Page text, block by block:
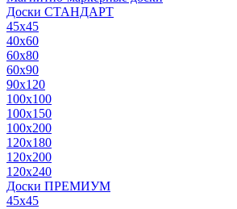
Доски СТАНДАРТ
45x45
40x60
60x80
60x90
90x120
100x100
100x150
100x200
120x180
120x200
120x240
Доски ПРЕМИУМ
45x45